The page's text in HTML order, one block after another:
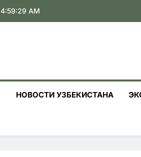
4:59:30 AM
НОВОСТИ УЗБЕКИСТАНА